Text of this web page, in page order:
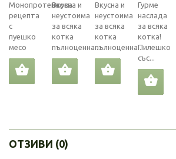
Монопротеинова
рецепта
с
пуешко
месо
Вкусна и
неустоима
за всяка
котка
пълноценна...
Вкусна и
неустоима
за всяка
котка
пълноценна...
Гурме
наслада
за всяка
котка!
Пилешко
със...
ОТЗИВИ (0)